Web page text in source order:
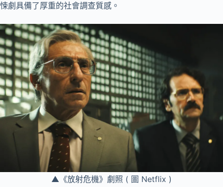
悚劇具備了厚重的社會調查質感。
▲《放射危機》劇照 ( 圖 Netflix )